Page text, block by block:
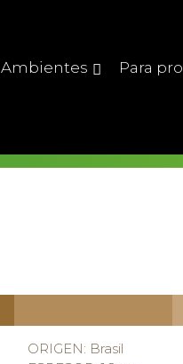
Ambientes Para
ORIGEN: Brasil